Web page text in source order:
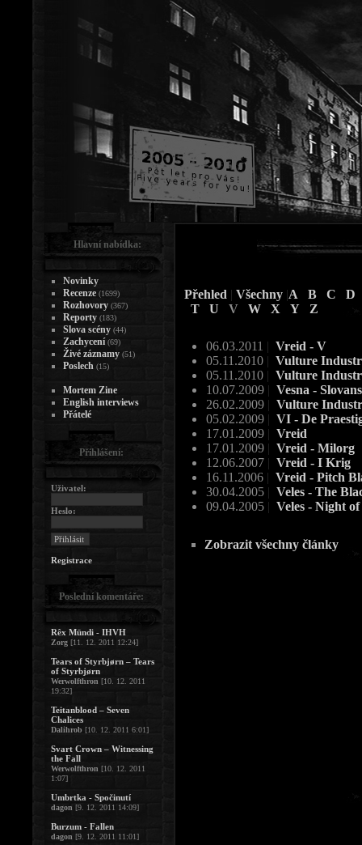
Přehled | Všechny |A B C
D
T
U V W X Y Z
06.03.2011 | Vreid - V
05.11.2010 | Vulture
05.11.2010 | Vulture
10.07.2009 | Vesna -
26.02.2009 | Vulture
05.02.2009 | VI - De
17.01.2009 | Vreid
17.01.2009 | Vreid - Milorg
12.06.2007 | Vreid - I Krig
16.11.2006 | Vreid - Pitch
30.04.2005 | Veles - The
09.04.2005 | Veles - Night
Zobrazit všechny články
Hlavní nabídka:
Novinky
Recenze (1699)
Rozhovory (367)
Reporty (183)
Slova scény (44)
Zachycení (69)
Živé záznamy (51)
Poslech (15)
Mortem Zine
English interviews
Přátelé
Přihlášení:
Uživatel:
Heslo:
Registrace
Poslední komentáře:
Rêx Mündi - IHVH
Zorg [11. 12. 2011 12:24]
Tears of Styrbjørn – Tears
of Styrbjørn
Werwolfthron [10. 12. 2011
19:32]
Teitanblood – Seven
Chalices
Dalihrob [10. 12. 2011 6:01]
Svart Crown – Witnessing
the Fall
Werwolfthron [10. 12. 2011
1:07]
Umbrtka - Spočinutí
dagon [9. 12. 2011 14:09]
Burzum - Fallen
dagon [9. 12. 2011 11:01]